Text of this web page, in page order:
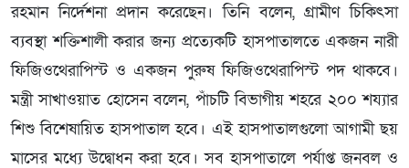
রহমান নির্দেশনা প্রদান করেছেন। তিনি বলেন, গ্রামীণ চিকিৎসা
ব্যবস্থা শক্তিশালী করার জন্য প্রত্যেকটি হাসপাতালতে একজন নারী
ফিজিওথেরাপিস্ট ও একজন পুরুষ ফিজিওথেরাপিস্ট পদ থাকবে।
মন্ত্রী সাখাওয়াত হোসেন বলেন, পাঁচটি বিভাগীয় শহরে ২০০ শয্যার
শিশু বিশেষায়িত হাসপাতাল হবে। এই হাসপাতালগুলো আগামী ছয়
মাসের মধ্যে উদ্বোধন করা হবে। সব হাসপাতালে পর্যাপ্ত জনবল ও